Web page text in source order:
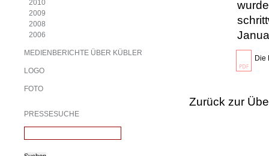
2010
2009
2008
2006
MEDIENBERICHTE ÜBER KÜBLER
LOGO
FOTO
PRESSESUCHE
Die
Zurück zur